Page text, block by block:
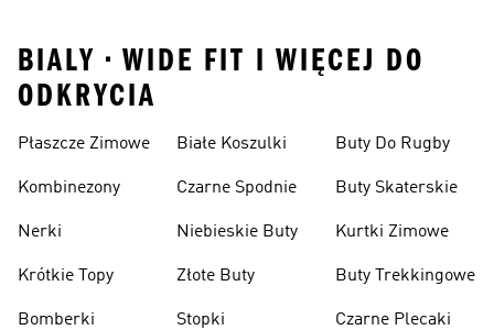
BIALY • WIDE FIT I WIĘCEJ DO
ODKRYCIA
Płaszcze Zimowe
Kombinezony
Nerki
Krótkie Topy
Bomberki
Białe Koszulki
Czarne Spodnie
Niebieskie Buty
Złote Buty
Stopki
Buty Do Rugby
Buty Skaterskie
Kurtki Zimowe
Buty Trekkingowe
Czarne Plecaki